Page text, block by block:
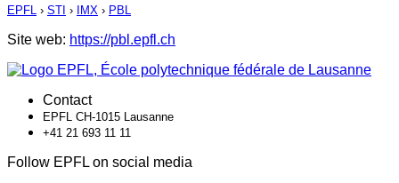
EPFL › STI › IMX › PBL
Site web: https://pbl.epfl.ch
Contact
EPFL CH-1015 Lausanne
+41 21 693 11 11
Follow EPFL on social media